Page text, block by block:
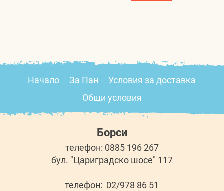
Начало За Пан
Условия за доставка
Общи условия
Борси
телефон: 0885 196 267
бул. "Цариградско шосе" 117
телефон: 02/978 86 51